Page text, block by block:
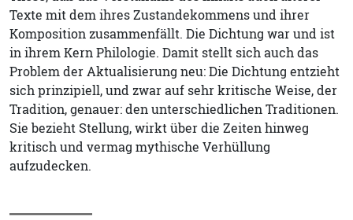
Texte mit dem ihres Zustandekommens und ihrer
Komposition zusammenfällt. Die Dichtung war und ist
in ihrem Kern Philologie. Damit stellt sich auch das
Problem der Aktualisierung neu: Die Dichtung entzieht
sich prinzipiell, und zwar auf sehr kritische Weise, der
Tradition, genauer: den unterschiedlichen Traditionen.
Sie bezieht Stellung, wirkt über die Zeiten hinweg
kritisch und vermag mythische Verhüllung
aufzudecken.